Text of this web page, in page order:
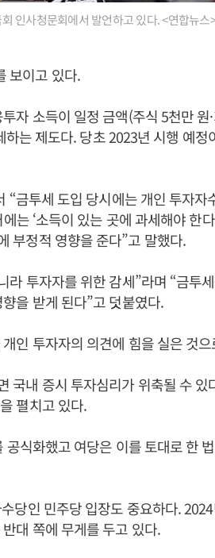
인사청문회에서 발언하고 있다. <연합뉴스>
보이고 있다.
자 소득이 일정 금액(주식 5천만 원
는 제도다. 당초 2023년 시행 예정
금투세 도입 당시에는 개인 투자자
는 ‘소득이 있는 곳에 과세해야 한
부정적 영향을 준다”고 말했다.
라 투자자를 위한 감세”라며 “금투
을 받게 된다”고 덧붙였다.
인 투자자의 의견에 힘을 실은 것
국내 증시 투자심리가 위축될 수 있
펼치고 있다.
식화했고 여당은 이를 토대로 한
당인 민주당 입장도 중요하다.
대 쪽에 무게를 두고 있다.